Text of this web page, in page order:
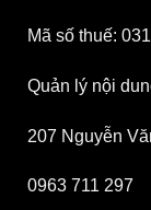
Mã số thuế:
Quản lý nội
207 Nguyễn
0963 711 297